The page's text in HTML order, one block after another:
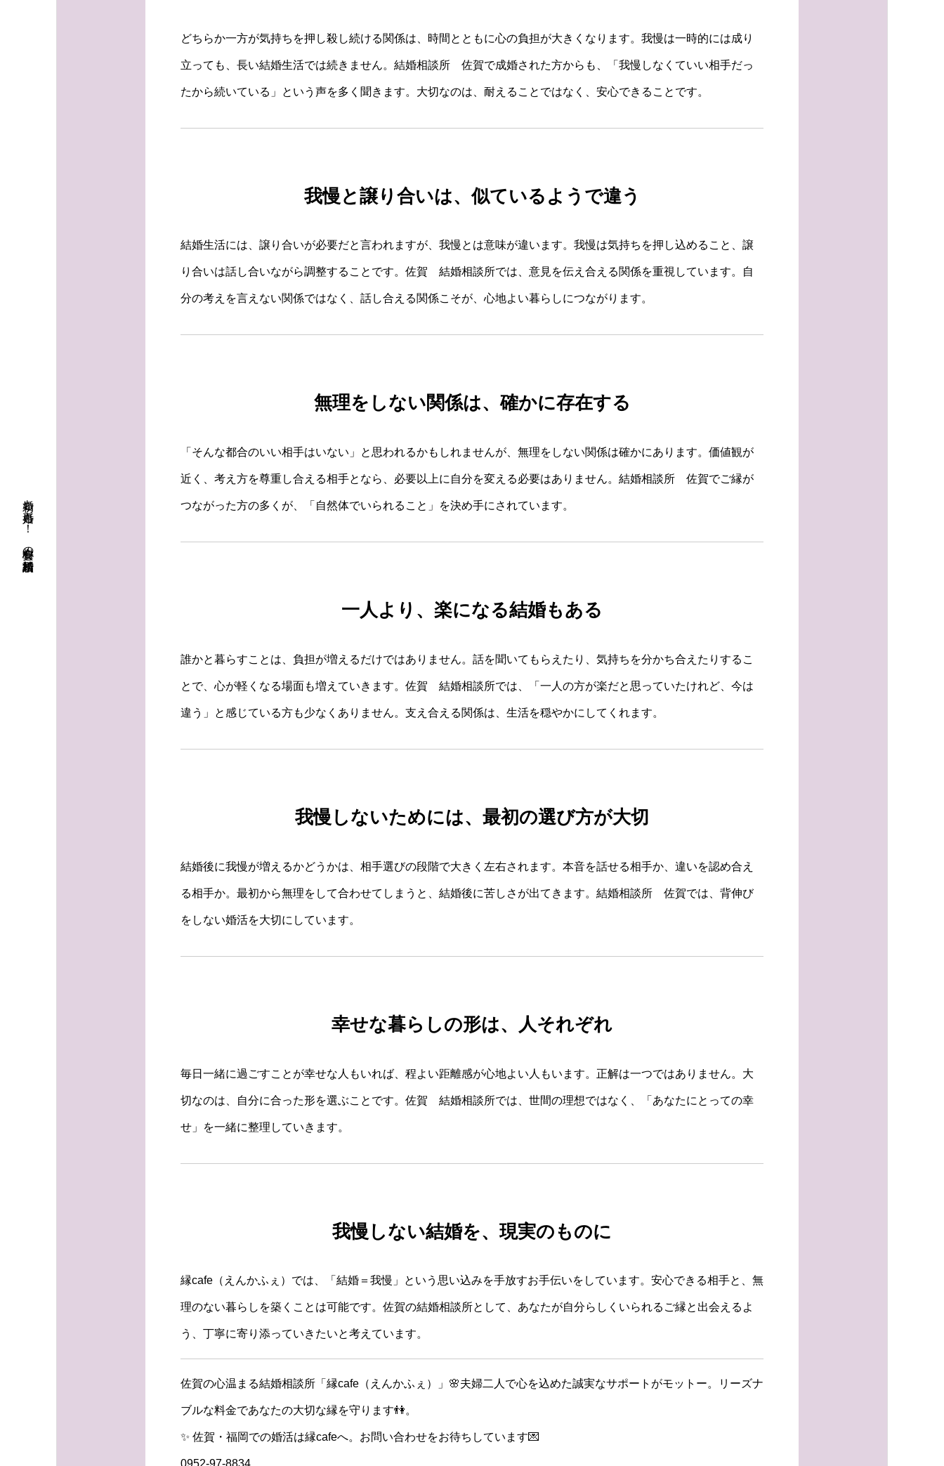
初婚も再婚も！ 安心料金の結婚相談所
どちらか一方が気持ちを押し殺し続ける関係は、時間とともに心の負担が大きくなります。我慢は一時的には成り
立っても、長い結婚生活では続きません。結婚相談所 佐賀で成婚された方からも、「我慢しなくていい相手だっ
たから続いている」という声を多く聞きます。大切なのは、耐えることではなく、安心できることです。
我慢と譲り合いは、似ているようで違う
結婚生活には、譲り合いが必要だと言われますが、我慢とは意味が違います。我慢は気持ちを押し込めること、譲
り合いは話し合いながら調整することです。佐賀 結婚相談所では、意見を伝え合える関係を重視しています。自
分の考えを言えない関係ではなく、話し合える関係こそが、心地よい暮らしにつながります。
無理をしない関係は、確かに存在する
「そんな都合のいい相手はいない」と思われるかもしれませんが、無理をしない関係は確かにあります。価値観が
近く、考え方を尊重し合える相手となら、必要以上に自分を変える必要はありません。結婚相談所 佐賀でご縁が
つながった方の多くが、「自然体でいられること」を決め手にされています。
一人より、楽になる結婚もある
誰かと暮らすことは、負担が増えるだけではありません。話を聞いてもらえたり、気持ちを分かち合えたりするこ
とで、心が軽くなる場面も増えていきます。佐賀 結婚相談所では、「一人の方が楽だと思っていたけれど、今は
違う」と感じている方も少なくありません。支え合える関係は、生活を穏やかにしてくれます。
我慢しないためには、最初の選び方が大切
結婚後に我慢が増えるかどうかは、相手選びの段階で大きく左右されます。本音を話せる相手か、違いを認め合え
る相手か。最初から無理をして合わせてしまうと、結婚後に苦しさが出てきます。結婚相談所 佐賀では、背伸び
をしない婚活を大切にしています。
幸せな暮らしの形は、人それぞれ
毎日一緒に過ごすことが幸せな人もいれば、程よい距離感が心地よい人もいます。正解は一つではありません。大
切なのは、自分に合った形を選ぶことです。佐賀 結婚相談所では、世間の理想ではなく、「あなたにとっての幸
せ」を一緒に整理していきます。
我慢しない結婚を、現実のものに
縁cafe（えんかふぇ）では、「結婚＝我慢」という思い込みを手放すお手伝いをしています。安心できる相手と、無
理のない暮らしを築くことは可能です。佐賀の結婚相談所として、あなたが自分らしくいられるご縁と出会えるよ
う、丁寧に寄り添っていきたいと考えています。
佐賀の心温まる結婚相談所「縁cafe（えんかふぇ）」🌸夫婦二人で心を込めた誠実なサポートがモットー。リーズナ
ブルな料金であなたの大切な縁を守ります👫。
✨ 佐賀・福岡での婚活は縁cafeへ。お問い合わせをお待ちしています💌